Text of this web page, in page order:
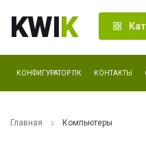
KWIK
КОНФИГУРАТОР ПК КОНТАКТЫ
Главная Компьютеры